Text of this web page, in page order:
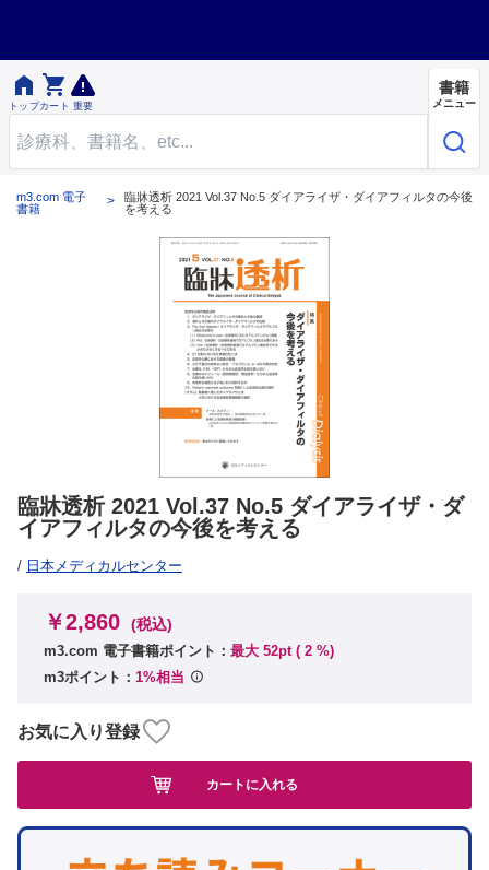

トップ

カート 重要
書籍
メニュー
m3.com 電子
書籍
臨牀透析 2021 Vol.37 No.5 ダイアライザ・ダイアフィルタの今後
を考える
臨牀透析 2021 Vol.37 No.5 ダイアライザ・ダ
イアフィルタの今後を考える
/ 日本メディカルセンター
￥2,860 (税込)
m3.com 電子書籍ポイント： 最大 52pt ( 2 %)
m3ポイント： 1%相当
お気に入り登録
カートに入れる